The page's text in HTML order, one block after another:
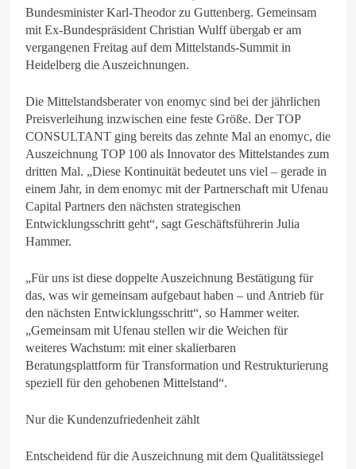
Bundesminister Karl-Theodor zu Guttenberg. Gemeinsam
mit Ex-Bundespräsident Christian Wulff übergab er am
vergangenen Freitag auf dem Mittelstands-Summit in
Heidelberg die Auszeichnungen.
Die Mittelstandsberater von enomyc sind bei der jährlichen
Preisverleihung inzwischen eine feste Größe. Der TOP
CONSULTANT ging bereits das zehnte Mal an enomyc, die
Auszeichnung TOP 100 als Innovator des Mittelstandes zum
dritten Mal. „Diese Kontinuität bedeutet uns viel – gerade in
einem Jahr, in dem enomyc mit der Partnerschaft mit Ufenau
Capital Partners den nächsten strategischen
Entwicklungsschritt geht“, sagt Geschäftsführerin Julia
Hammer.
„Für uns ist diese doppelte Auszeichnung Bestätigung für
das, was wir gemeinsam aufgebaut haben – und Antrieb für
den nächsten Entwicklungsschritt“, so Hammer weiter.
„Gemeinsam mit Ufenau stellen wir die Weichen für
weiteres Wachstum: mit einer skalierbaren
Beratungsplattform für Transformation und Restrukturierung
speziell für den gehobenen Mittelstand“.
Nur die Kundenzufriedenheit zählt
Entscheidend für die Auszeichnung mit dem Qualitätssiegel